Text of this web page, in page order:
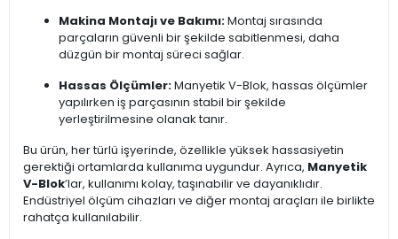
Makina Montajı ve Bakımı:Montaj sırasında
parçaların güvenli bir şekilde sabitlenmesi, daha
düzgün bir montaj süreci sağlar.
Hassas Ölçümler:Manyetik V-Blok, hassas ölçümler
yapılırken iş parçasının stabil bir şekilde
yerleştirilmesine olanak tanır.
Bu ürün, her türlü işyerinde, özellikle yüksek hassasiyetin
gerektiği ortamlarda kullanıma uygundur. Ayrıca, Manyetik
V-Blok’lar, kullanımı kolay, taşınabilir ve dayanıklıdır.
Endüstriyel ölçüm cihazları ve diğer montaj araçları ile birlikte
rahatça kullanılabilir.